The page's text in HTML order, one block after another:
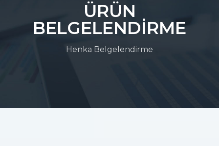
ÜRÜN
BELGELENDİRME
Henka Belgelendirme